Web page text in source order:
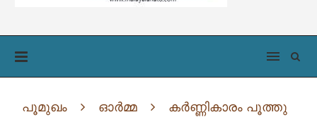
പൂമുഖം ഓർമ്മ
കർണ്ണികാരം പൂത്തു